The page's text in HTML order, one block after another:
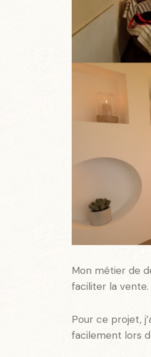
Mon métier de
faciliter la vente.
Pour ce projet,
facilement lors